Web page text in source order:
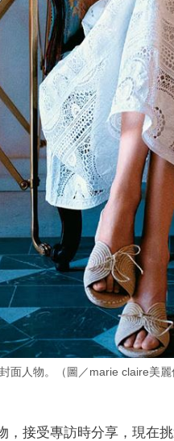
面人物。（圖／marie claire美麗
，接受專訪時分享，現在